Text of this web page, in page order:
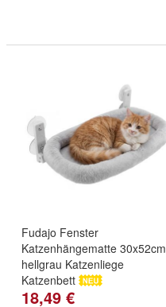
Fudajo Fenster
Katzenhängematte 30x52cm
hellgrau Katzenliege
Katzenbett
18,49 €